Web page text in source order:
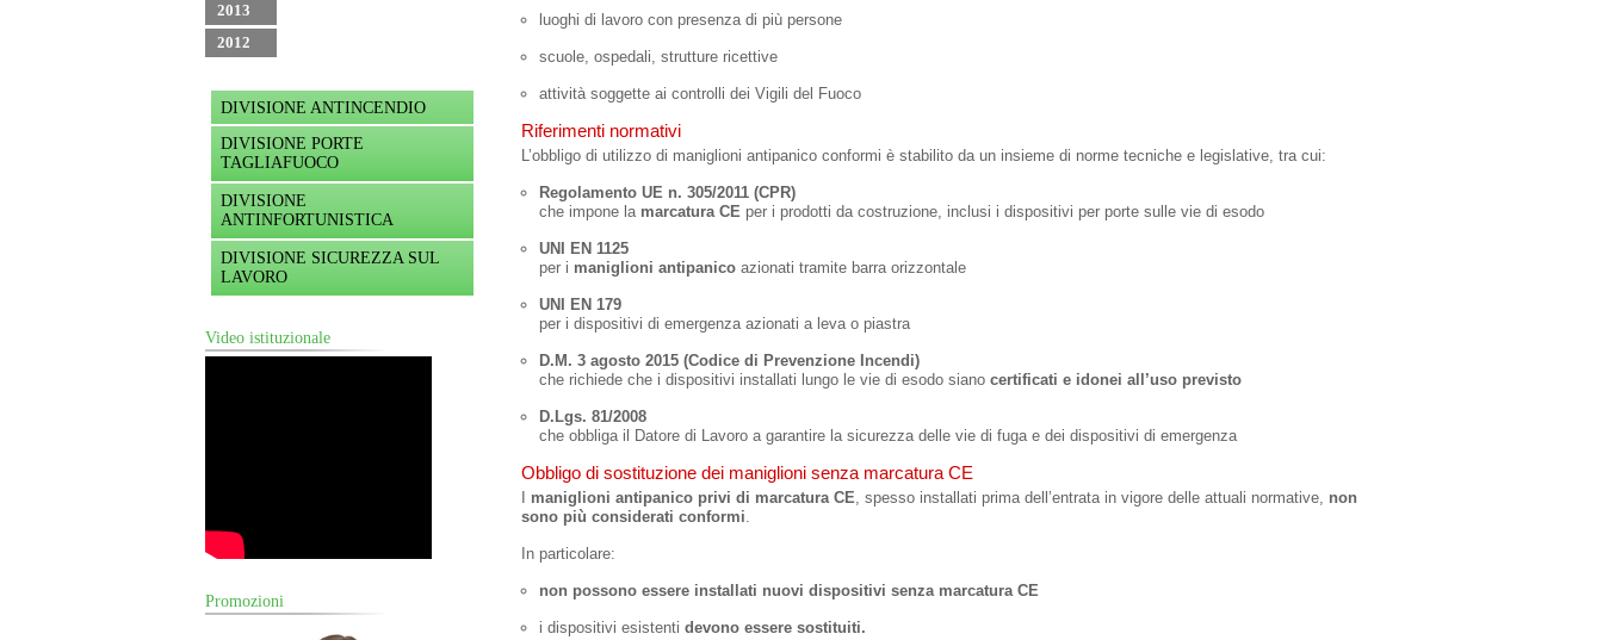
2013
2012
DIVISIONE ANTINCENDIO
DIVISIONE PORTE
TAGLIAFUOCO
DIVISIONE
ANTINFORTUNISTICA
DIVISIONE SICUREZZA SUL
LAVORO
Video istituzionale
Promozioni
luoghi di lavoro con presenza di più persone
scuole, ospedali, strutture ricettive
attività soggette ai controlli dei Vigili del Fuoco
Riferimenti normativi
L’obbligo di utilizzo di maniglioni antipanico conformi è stabilito da un insieme di norme tecniche e legislative, tra cui:
Regolamento UE n. 305/2011 (CPR)
che impone la marcatura CE per i prodotti da costruzione, inclusi i dispositivi per porte sulle vie di esodo
UNI EN 1125
per i maniglioni antipanico azionati tramite barra orizzontale
UNI EN 179
per i dispositivi di emergenza azionati a leva o piastra
D.M. 3 agosto 2015 (Codice di Prevenzione Incendi)
che richiede che i dispositivi installati lungo le vie di esodo siano certificati e idonei all’uso previsto
D.Lgs. 81/2008
che obbliga il Datore di Lavoro a garantire la sicurezza delle vie di fuga e dei dispositivi di emergenza
Obbligo di sostituzione dei maniglioni senza marcatura CE
maniglioni antipanico privi di marcatura CE, spesso installati prima dell’entrata in vigore delle attuali normative, non
sono più considerati conformi.
In particolare:
non possono essere installati nuovi dispositivi senza marcatura CE
i dispositivi esistenti devono essere sostituiti.